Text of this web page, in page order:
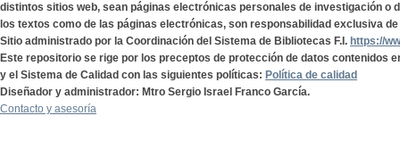
distintos sitios web, sean páginas electrónicas personales de investigación o
los textos como de las páginas electrónicas, son responsabilidad exclusiva
Sitio administrado por la Coordinación del Sistema de Bibliotecas F.I. https://
Este repositorio se rige por los preceptos de protección de datos contenidos
y el Sistema de Calidad con las siguientes políticas: Política de calidad
Diseñador y administrador: Mtro Sergio Israel Franco García.
Contacto y asesoría